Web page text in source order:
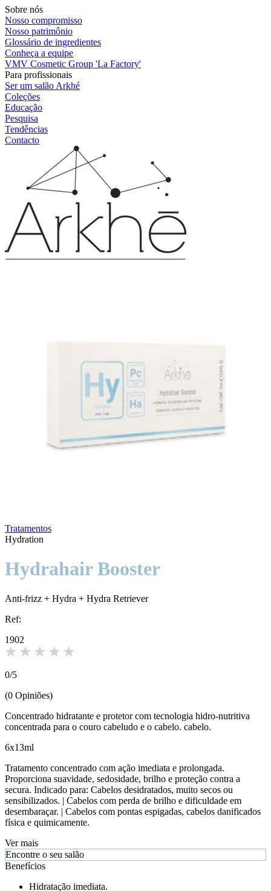
Sobre nós
Nosso compromisso
Nosso patrimônio
Glossário de ingredientes
Conheça a equipe
VMV Cosmetic Group 'La Factory'
Para profissionais
Ser um salão Arkhé
Coleções
Educação
Pesquisa
Tendências
Contacto
Tratamentos
Hydration
Hydrahair Booster
Anti-frizz + Hydra + Hydra Retriever
Ref:
1902
0/5
(0 Opiniões)
Concentrado hidratante e protetor com tecnologia hidro-nutritiva
concentrada para o couro cabeludo e o cabelo. cabelo.
6x13ml
Tratamento concentrado com ação imediata e prolongada.
Proporciona suavidade, sedosidade, brilho e proteção contra a
secura. Indicado para: Cabelos desidratados, muito secos ou
sensibilizados. | Cabelos com perda de brilho e dificuldade em
desembaraçar. | Cabelos com pontas espigadas, cabelos danificados
física e quimicamente.
Ver mais
Encontre o seu salão
Benefícios
Hidratação imediata.